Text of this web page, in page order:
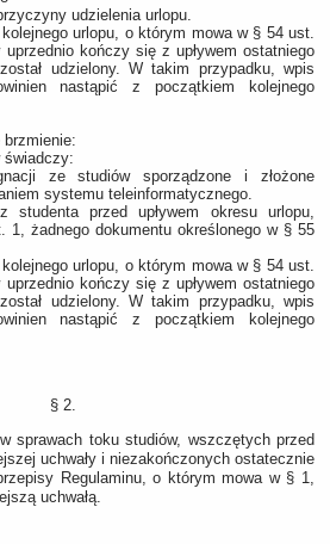
udzielenia urlopu.
urlopu, o którym mowa w § 54 ust.
kończy się z upływem ostatniego
udzielony. W takim przypadku, wpis
nastąpić z początkiem kolejnego
świadczy:
ze studiów sporządzone i złożone
systemu teleinformatycznego.
studenta przed upływem okresu urlopu,
1, żadnego dokumentu określonego w § 55
urlopu, o którym mowa w § 54 ust.
kończy się z upływem ostatniego
udzielony. W takim przypadku, wpis
nastąpić z początkiem kolejnego
§ 2.
sprawach toku studiów, wszczętych przed
uchwały i niezakończonych ostatecznie
Regulaminu, o którym mowa w § 1,
uchwałą.